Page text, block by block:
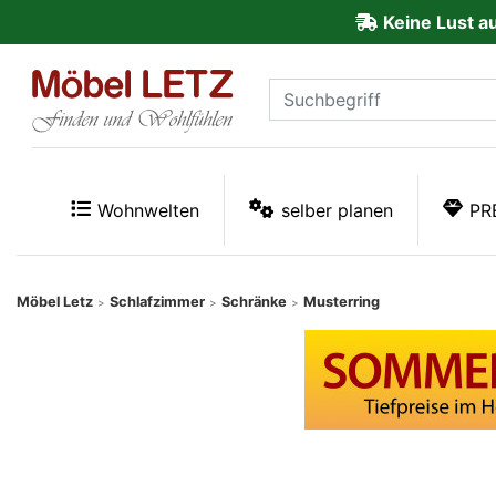
Keine Lust
Wohnwelten selber planen
Möbel Letz > Schlafzimmer > Schränke > Musterring
Kundenmeinungen
PREMIUM
Schnell